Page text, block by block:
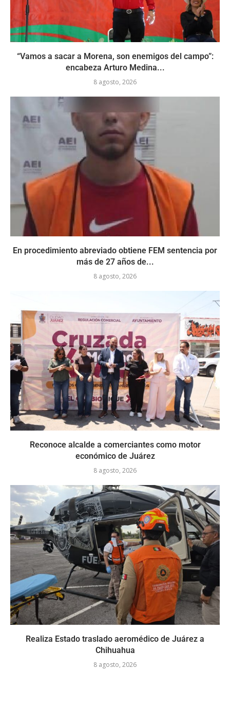
“Vamos a sacar a Morena, son enemigos del campo”:
encabeza Arturo Medina...
8 agosto, 2026
En procedimiento abreviado obtiene FEM sentencia por
más de 27 años de...
8 agosto, 2026
Reconoce alcalde a comerciantes como motor
económico de Juárez
8 agosto, 2026
Realiza Estado traslado aeromédico de Juárez a
Chihuahua
8 agosto, 2026